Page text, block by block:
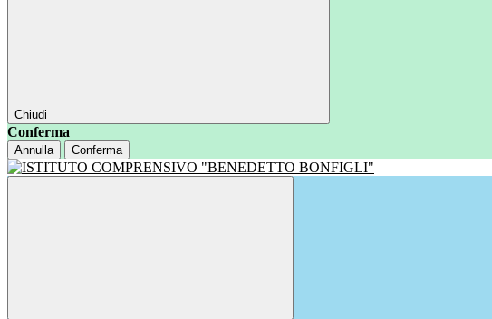
Chiudi
Conferma
Annulla Conferma